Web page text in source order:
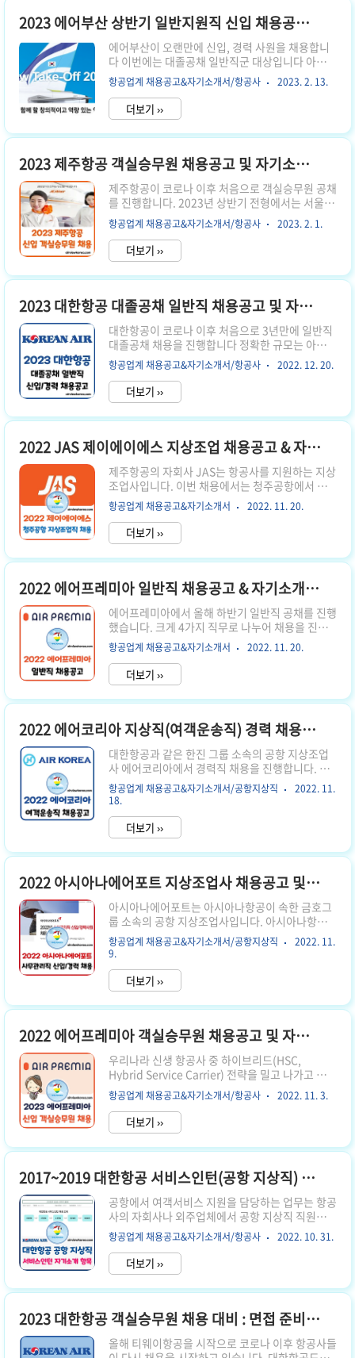
1. 서류 접수 기간 2023년 3월 3일 ~ 24일 오후 5
시까지 금요일 오후 5시까지 접수를 받으며, 마감
일은 서버 폭주로 인해 제출하지 못할 수도 있으니
23일 목요일까지 미리 제출하시는 걸 권장합니다.
2. 지원 방법 대한항공 공식 채용 홈페이지 지원 대
한항공 채용 홈페이지 👆 위 공식 홈페이지에서 지
원하실 수 있습니다 ..
2023 에어부산 상반기 일반지원직 신입 채용공고 및 자기소개서 항목
에어부산이 오랜만에 신입, 경력 사원을 채용합니
다 이번에는 대졸공채 일반직군 대상입니다 아래에
서 채용 조건과 자기소개서 항목을 자세히 볼 수 있
습니다. 1. 서류 접수 기간 2023년 2월 6~14일까
지 이번 에어부산 채용은 9일동안 서류를 접수합니
다 2. 지원 방법 잡코리아 채용 홈페이지 지원 잡코
리아 에어부산 신입 채용 페이지 👆 에어부산 채용
다 3. 모집 부문 일반지원 신입 (부산 / 제주 / 서울)
노무 신입/경력 (부산) 일반직은 근무지의 변동이
있을 수 있고, 노무직은 부산 본사 근무로 예정되어
있습니다 4. 채용 전형 절차 서류 전형 실무 면접 임
원 면접 / 인성검사 채용 검진 최종 합격 3월에 입사
가 가능하신 분들이 대상입니다 5. 지원 자격 ..
항공업계 채용공고&자기소개서/항공사 2023. 2. 13.
더보기 ››
2023 제주항공 객실승무원 채용공고 및 자기소개서 항목
제주항공이 코로나 이후 처음으로 객실승무원 공채
를 진행합니다. 2023년 상반기 전형에서는 서울/
부산 지역으로 근무지를 나누어 채용합니다. 지원
기간은 2월 2일까지이며, 자세한 사항과 자기소개
서 항목에 대해 안내해드리겠습니다. 1. 서류 접수
기간 2023년 1월 26일 ~ 2월 2일 목요일 23시 59
분까지 이번에는 경력직 없이, 신입 인턴 객실승무
되기 전까지 서류 접수를 진행하며, 막바지 시간에
는 지원자가 몰려 서버 오류가 날 수 있으니 여유있
게 제출하시기 바랍니다. 2. 지원 방법 제주항공 공
식 채용 홈페이지 지원 제주항공 객실승무원 지원
하기 👆 3. 모집 부문 정규직 전환형 인턴 객실승무
원 (신입) 서울/부산 근무 지원 2자리수 채용 (00
명) ..
항공업계 채용공고&자기소개서/항공사 2023. 2. 1.
더보기 ››
2023 대한항공 대졸공채 일반직 채용공고 및 자기소개서 항목
대한항공이 코로나 이후 처음으로 3년만에 일반직
대졸공채 채용을 진행합니다 정확한 규모는 아니지
만 보통 200명 내외로 채용했던 것으로 알려지는
데, 이번에는 약 100명 정도 채용하는 것으로 알려
지며 코로나 이전 대비 채용 인원은 많이 줄었습니
다 이번에는 신입, 경력직을 다양하게 채용하니 참
고하시기 바랍니다 1. 서류 접수 기간 2022년 12
채용은 약 2주간 12월 연말까지 서류 접수를 진행
합니다 30일 금요일 오후 6시까지이지만, 마지막
날은 지원자 접수가 몰려서 서버에 접속이 안될 수
있으므로 전날까지는 미리 제출하시는 것이 좋습니
다. 2. 지원 방법 대한항공 공식 채용 홈페이지 지원
대한항공 채용 홈페이지 지원 👆 3. 모집 부문 1)
2023..
항공업계 채용공고&자기소개서/항공사 2022. 12. 20.
더보기 ››
2022 JAS 제이에이에스 지상조업 채용공고 & 자기소개서 항목 (청주공항)
제주항공의 자회사 JAS는 항공사를 지원하는 지상
조업사입니다. 이번 채용에서는 청주공항에서 근
무할 신입, 경력 직원을 채용합니다. 그럼 자세한
채용공고 내용과 입사지원서, 자기소개서 항목에
대해 알려 드릴게요! 1. 서류 접수 기간 2022년 10
월 19일 ~ 채용 인원 충원까지 이번 경력직 채용은
마감 기한이 없으며, 필요한 인원이 충원될때까지
JAS 입사지원 페이지 사람인 JAS 채용 페이지 👆
3. 모집 부문 청주공항 지상조업직 (경력 무관) 경
력 무관으로 채용하며, 팀원급으로 채용하는 것으
로 보아 아주 많은 경력보다는 5년 내외의 적당한
경력자나 신입을 채용할 것으로 보입니다. 4. 채용
전형 절차 서류 전형 1차 면접 전형 신체 검사 최종
합..
항공업계 채용공고&자기소개서 2022. 11. 20.
더보기 ››
2022 에어프레미아 일반직 채용공고 & 자기소개서 항목
에어프레미아에서 올해 하반기 일반직 공채를 진행
했습니다. 크게 4가지 직무로 나누어 채용을 진행
했으며, 각 모집 부문별로 1자리 인원을 채용했습
니다. 그럼 채용공고 내용과 자기소개서 항목에 대
해 자세히 알려드리겠습니다. 1. 서류 접수 기간
2022년 10월 14일 ~ 24일 오후 3시 약 10일간 서
류 접수를 받았습니다. 2. 지원 방법 에어프레미아
👆 3. 모집 부문 전략 운항 여객 사업 안전 보안 크게
4가지 직무로 채용하며, 직군별로 신입/경력 채용
인원의 차이가 있습니다. 4. 채용 전형 절차 서류 전
형 면접 전형 (실무 / 임원) 채용 검진 최종 합격 5.
근로조건 정규직 6. 채용공고 다운로드 이번 일반
직 채용공고는 마감 전 공식 홈페이지에 게..
항공업계 채용공고&자기소개서 2022. 11. 20.
더보기 ››
2022 에어코리아 지상직(여객운송직) 경력 채용공고 및 자기소개서 항목
대한항공과 같은 한진 그룹 소속의 공항 지상조업
사 에어코리아에서 경력직 채용을 진행합니다. 이
번 채용에서는 인천국제공항에서 근무하는 조건으
로 채용하며, 아래에서 채용 조건과 자기소개서 항
력직 채용 인원 충원까지 상시 채용 이번 경력직 채
용은 마감 기한이 없으며, 필요한 인원이 충원될때
까지 상시채용으로 진행합니다. 2. 지원 방법 에어
홈페이지 👆 3. 모집 부문 탑승수속 및 여객 운송 서
직군 모두 1자리 수 인원을 채용합니다. 근무지는
김포공항으로 동일합니다. 신입사원은 인턴으로 1
년 근무 후에 정규직으로 전환됩니다. 4. 채용 전형
절차 서류 전형 면접..
항공업계 채용공고&자기소개서/공항지상직
2022. 11.
18.
더보기 ››
2022 아시아나에어포트 지상조업사 채용공고 및 자기소개서 항목
아시아나에어포트는 아시아나항공이 속한 금호그
룹 소속의 공항 지상조업사입니다. 아시아나항공
의 항공기 보유 현황에 대해 궁금하신 분들은 아래
글을 참고하시기 바랍니다. 2022 ✈️아시아나항공
아나항공은 우리나라에서 두 개 뿐인 대형항공사
(FSC, Full Service Carrier) 중 하나로, 대한항공
다음으로 규모가 큰 항공사입니다. 3시간 이내의
airviewkorea.com 항공사를 서포트하는 역할을
고 있습니다. 이번 채용에서는 사무관리직 분야 신
입, 경력직을 채용합니다. 그럼 이번 아시아나에어
포트 채용공고와 자기소개서 항목에 대해 자세히
항공업계 채용공고&자기소개서/공항지상직
2022. 11.
9.
더보기 ››
2022 에어프레미아 객실승무원 채용공고 및 자기소개서 항목
우리나라 신생 항공사 중 하이브리드(HSC,
Hybrid Service Carrier) 전략을 밀고 나가고 있는
에어프레미아(AIR PREMIA)에서 신입 객실승무원
을 채용합니다. 이번 채용에는 경력직을 뽑지 않고,
신입 직원만 채용합니다. 최근 에어프레미아는 미
국 LA(로스앤젤레스) 직항 운항을 시작했고, 앞으
로도 중장거리 노선을 늘려나갈 계획입니다. 에어
글에서 자세히 볼 수 있습니다. 2022년 ✈️에어프레
미아(HSC) 비행기 보유대수 및 기종 🛩️B787 에어
프레미아(Air Premia)는 5시간 이내의 중단거리
노선을 운항하는 기존 한국 저가항공사(LCC, Low
Cost Carrier)들과 달리, 장거리용 대형 기종을 도
입하여 기존의 대형항공사(F..
항공업계 채용공고&자기소개서/항공사 2022. 11. 3.
더보기 ››
2017~2019 대한항공 서비스인턴(공항 지상직) 채용 자기소개서 항목
공항에서 여객서비스 지원을 담당하는 업무는 항공
사의 자회사나 외주업체에서 공항 지상직 직원을
채용한 직원이 훨씬 많습니다. 항공사 직원이 아예
없는 것은 아닌데요, 대졸공채 일반직 전형으로 채
용한 신입 직원들도 인천국제공항에서 주로 현장
경험을 쌓으며 몇 년간 근무를 합니다. 하지만 이후
에 다른 부서로 옮기는 직종이라 계속 공항에서 근
원은 공항 지원 담당을 주 업무로 하는 직군으로 계
속 공항에서 근무합니다. 오늘은 대한항공의 서비
스인턴 관련 최근 몇년간의 채용 전형에 대해 알려
항공업계 채용공고&자기소개서/항공사 2022. 10. 31.
더보기 ››
2023 대한항공 객실승무원 채용 대비 : 면접 준비 & 자기소개서 항목
올해 티웨이항공을 시작으로 코로나 이후 항공사들